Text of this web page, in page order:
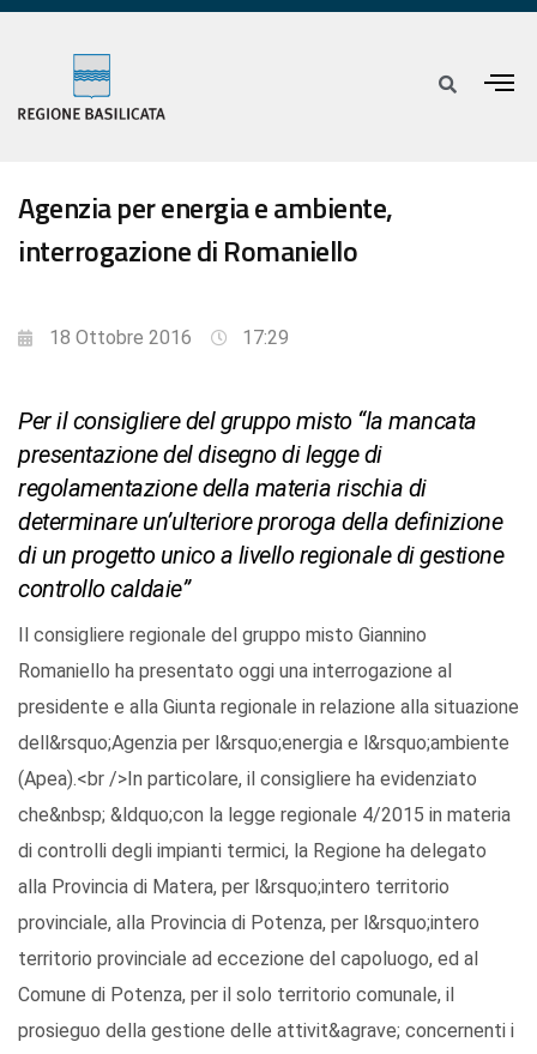
Agenzia per energia e ambiente,
interrogazione di Romaniello
18 Ottobre 2016 17:29
Per il consigliere del gruppo misto “la mancata
presentazione del disegno di legge di
regolamentazione della materia rischia di
determinare un’ulteriore proroga della definizione
di un progetto unico a livello regionale di gestione
controllo caldaie”
Il consigliere regionale del gruppo misto Giannino
Romaniello ha presentato oggi una interrogazione al
presidente e alla Giunta regionale in relazione alla situazione
dell&rsquo;Agenzia per l&rsquo;energia e l&rsquo;ambiente
(Apea).<br />In particolare, il consigliere ha evidenziato
che&nbsp; &ldquo;con la legge regionale 4/2015 in materia
di controlli degli impianti termici, la Regione ha delegato
alla Provincia di Matera, per l&rsquo;intero territorio
provinciale, alla Provincia di Potenza, per l&rsquo;intero
territorio provinciale ad eccezione del capoluogo, ed al
Comune di Potenza, per il solo territorio comunale, il
prosieguo della gestione delle attivit&agrave; concernenti i